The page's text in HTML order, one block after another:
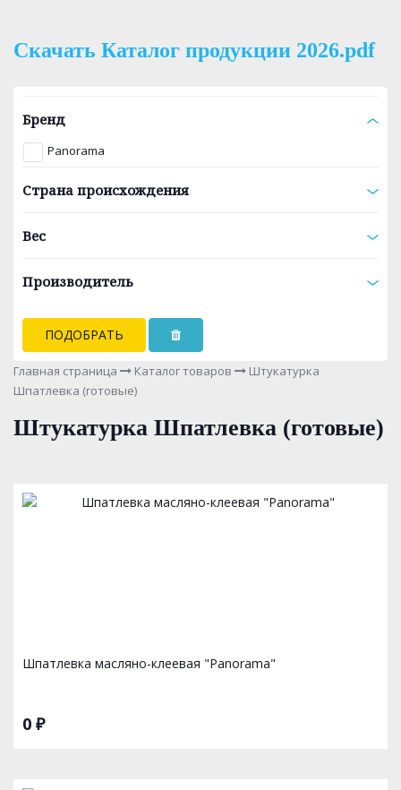
Скачать Каталог продукции 2026.pdf
Бренд
Panorama
Страна происхождения
Вес
Производитель
ПОДОБРАТЬ
Главная страница Каталог товаров
Штукатурка
Шпатлевка (готовые)
Штукатурка Шпатлевка (готовые)
Шпатлевка масляно-клеевая "Panorama"
0 ₽